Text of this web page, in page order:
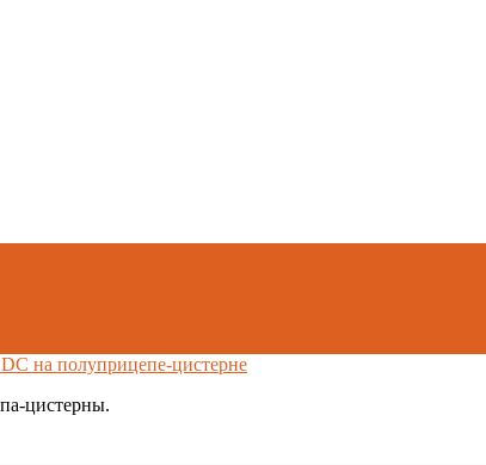
на полуприцепе-цистерне
цистерны.